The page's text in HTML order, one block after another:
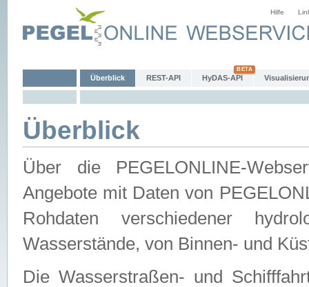
Hilfe
Überblick REST-API HyDAS-API
Überblick
Über die PEGELONLINE-
Angebote mit Daten von
Rohdaten verschiedener
Wasserstände, von Binnen- und
Die Wasserstraßen- und